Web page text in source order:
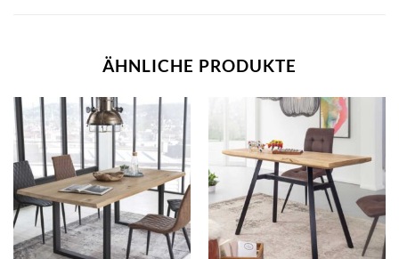
ÄHNLICHE PRODUKTE